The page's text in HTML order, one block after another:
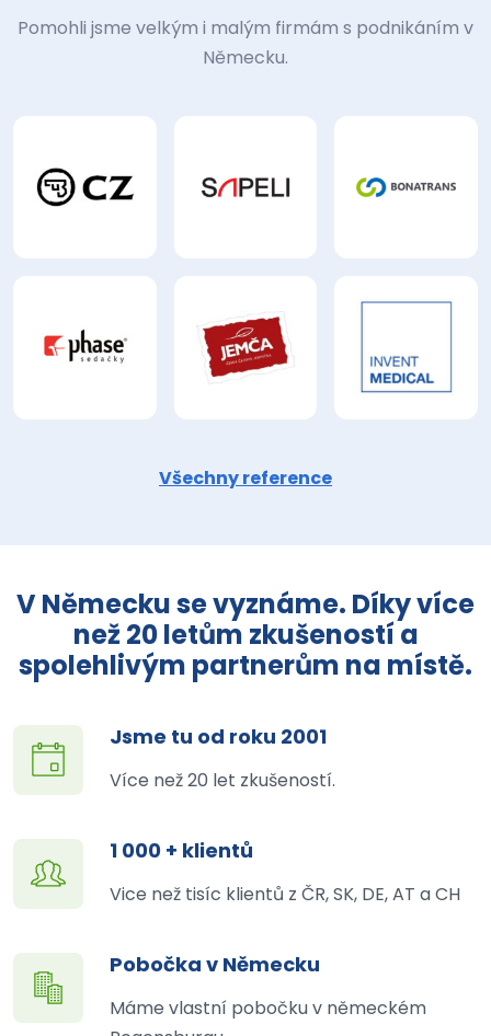
Pomohli jsme velkým i malým firmám s podnikáním v
Německu.
Všechny reference
V Německu se vyznáme. Díky více
než 20 letům zkušeností a
spolehlivým partnerům na místě.
Jsme tu od roku 2001
Více než 20 let zkušeností.
1 000 + klientů
Vice než tisíc klientů z ČR, SK, DE, AT a CH
Pobočka v Německu
Máme vlastní pobočku v německém